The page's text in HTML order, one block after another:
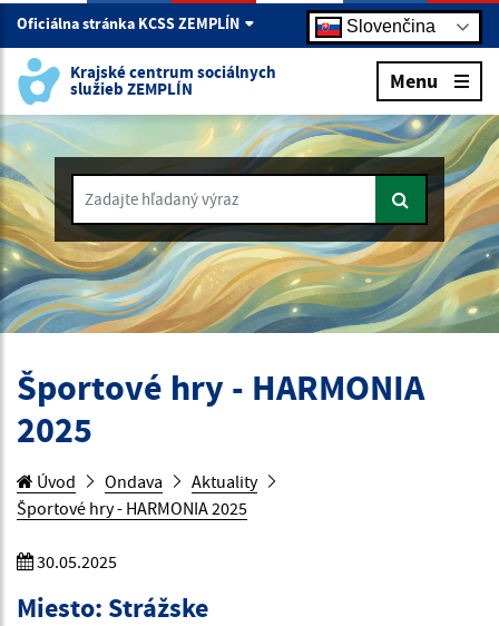
Oficiálna stránka KCSS ZEMPLÍN Slovenčina
Krajské centrum sociálnych
služieb ZEMPLÍN Menu
Zadajte hľadaný výraz
Športové hry - HARMONIA
2025
Úvod Ondava
Aktuality
Športové hry - HARMONIA 2025
30.05.2025
Miesto: Strážske